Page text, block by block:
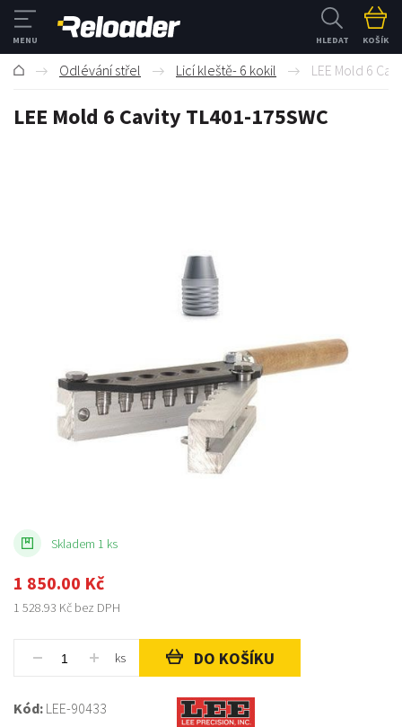
HLEDAT KOŠÍK
Odlévání střel Licí kleště- 6 kokil LEE Mold 6
LEE Mold 6 Cavity TL401-175SWC
Kód: LEE-90433
Skladem 1 ks
1 850.00 Kč
1 528.93 Kč bez DPH
ks DO KOŠÍKU